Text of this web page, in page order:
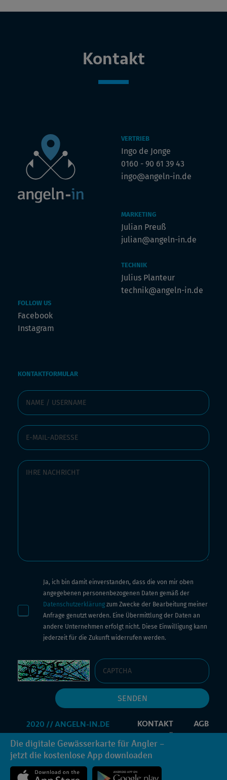
Die digitale Gewässerkarte für Angler –
jetzt die kostenlose App downloaden
Kontakt
VERTRIEB
Ingo de Jonge
0160 - 90 61 39 43
ingo@angeln-in.de
MARKETING
Julian Preuß
julian@angeln-in.de
TECHNIK
Julius Planteur
technik@angeln-in.de
FOLLOW US
Facebook
Instagram
KONTAKTFORMULAR
Ja, ich bin damit einverstanden, dass die von mir oben
angegebenen personenbezogenen Daten gemäß der
Datenschutzerklärung zum Zwecke der Bearbeitung meiner
Anfrage genutzt werden. Eine Übermittlung der Daten an
andere Unternehmen erfolgt nicht. Diese Einwilligung kann
jederzeit für die Zukunft widerrufen werden.
KONTAKT
AGB
IMPRESSUM
DATENSCHUTZERKLÄRUNG
PROMOCODE
INFORMATIONEN ANFORDERN